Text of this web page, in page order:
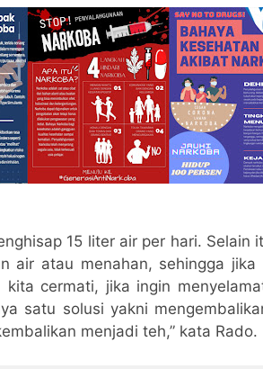
15 liter air per hari. Selain
air atau menahan, sehingga
cermati, jika ingin
satu solusi yakni
menjadi teh,” kata Rado.